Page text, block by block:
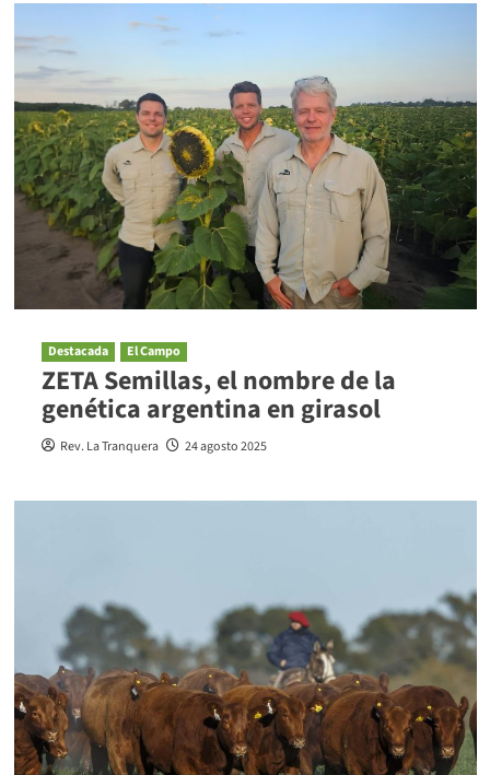
Destacada El Campo
ZETA Semillas, el nombre de la
genética argentina en girasol
Rev. La Tranquera 24 agosto 2025